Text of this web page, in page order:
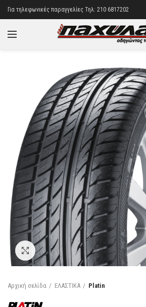
Για τηλεφωνικές παραγγελίες Τηλ: 210 6817202
Κάντε κλικ για μεγέθυνση
Αρχική σελίδα ΕΛΑΣΤΙΚΑ Platin